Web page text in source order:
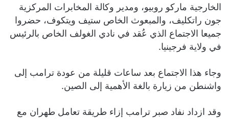
الخارجية ماركو روبيو، ومدير وكالة المخابرات المركزية
جون راتكليف، والمبعوث الخاص ستيف ويتكوف، حضروا
جميعا الاجتماع الذي عُقد في نادي الغولف الخاص بالرئيس
في ولاية فرجينيا.
وجاء هذا الاجتماع بعد ساعات قليلة من عودة ترامب إلى
واشنطن من زيارة بالغة الأهمية إلى الصين.
وقد ازداد نفاد صبر ترامب إزاء طريقة تعامل طهران مع